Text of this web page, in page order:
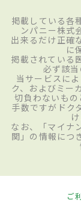
掲載している各
ンパニー株式
出来るだけ正確
に
掲載されている
必ず該
当サービスに
ク、およびミー
切負わないも
手数ですがドク
なお、「マイナ
関」の情報につ
ご